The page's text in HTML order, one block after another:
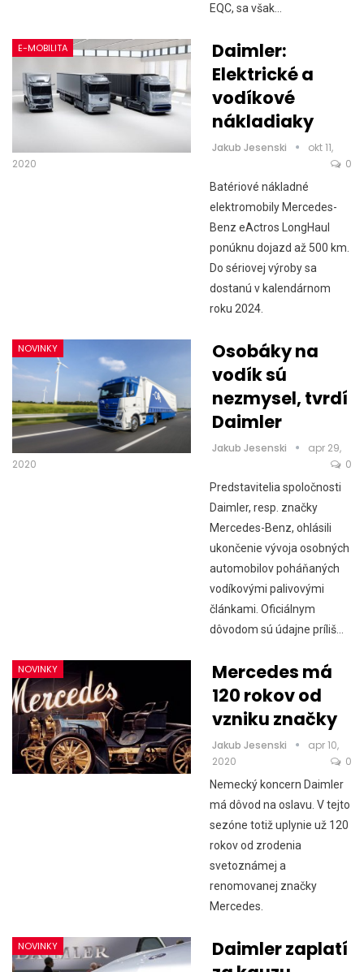
EQC, sa však…
E-MOBILITA
Daimler:
Elektrické a
vodíkové
nákladiaky
Jakub Jesenski
okt 11,
2020
0
Batériové nákladné
elektromobily Mercedes-
Benz eActros LongHaul
ponúknu dojazd až 500 km.
Do sériovej výroby sa
dostanú v kalendárnom
roku 2024.
NOVINKY
Osobáky na
vodík sú
nezmysel, tvrdí
Daimler
Jakub Jesenski
apr 29,
2020
0
Predstavitelia spoločnosti
Daimler, resp. značky
Mercedes-Benz, ohlásili
ukončenie vývoja osobných
automobilov poháňaných
vodíkovými palivovými
článkami. Oficiálnym
dôvodom sú údajne príliš…
NOVINKY
Mercedes má
120 rokov od
vzniku značky
Jakub Jesenski
apr 10,
2020
0
Nemecký koncern Daimler
má dôvod na oslavu. V tejto
sezóne totiž uplynie už 120
rokov od zrodenia
svetoznámej a
renomovanej značky
Mercedes.
NOVINKY
Daimler zaplatí